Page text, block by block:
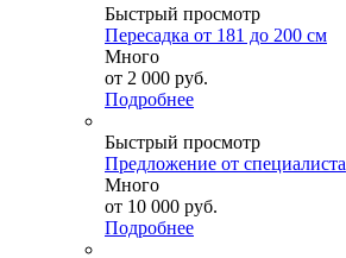
Быстрый просмотр
Пересадка от 181 до 200 см
Много
от 2 000 руб.
Подробнее
Быстрый просмотр
Предложение от специалиста
Много
от 10 000 руб.
Подробнее